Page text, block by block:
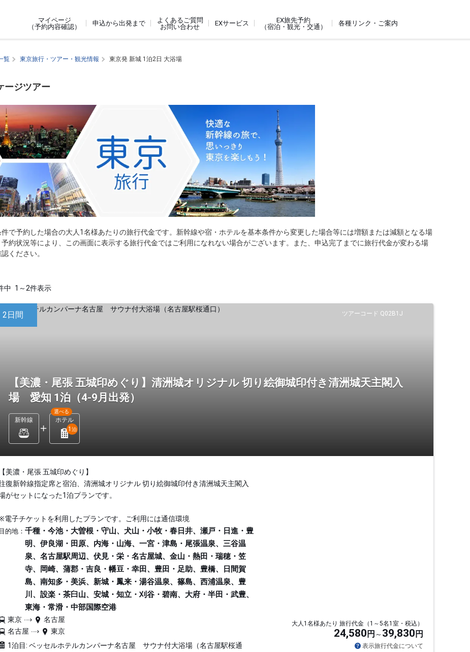
マイページ
（予約内容確認）
申込から出発まで
よくあるご質問
お問い合わせ
EXサービス
EX旅先予約
（宿泊・観光・交通）
各種リンク・ご案内
覧 東京旅行・ツアー・観光情報 東京発 新城 1泊2日 大浴場
ージツアー
で予約した場合の大人1名様あたりの旅行代金です。新幹線や宿・ホテルを基本条件から変更した場合等には増額または減額となる場
約状況等により、この画面に表示する旅行代金ではご利用になれない場合がございます。また、申込完了までに旅行代金が変わる場
ください。
中 1～2件表示
ツアーコード Q02B1J
2日間
【美濃・尾張 五城印めぐり】清洲城オリジナル 切り絵御城印付き清洲城天主閣入
場 愛知 1泊（4-9月出発）
新幹線 ホテル
選べる
1 泊
【美濃・尾張 五城印めぐり】
復新幹線指定席と宿泊、清洲城オリジナル 切り絵御城印付き清洲城天主閣入
がセットになった1泊プランです。
電子チケットを利用したプランです。ご利用には通信環境
目的地： 千種・今池・大曽根・守山、犬山・小牧・春日井、瀬戸・日進・豊
明、伊良湖・田原、内海・山海、一宮・津島・尾張温泉、三谷温
泉、名古屋駅周辺、伏見・栄・名古屋城、金山・熱田・瑞穂・笠
寺、岡崎、蒲郡・吉良・幡豆・幸田、豊田・足助、豊橋、日間賀
島、南知多・美浜、新城・鳳来・湯谷温泉、篠島、西浦温泉、豊
川、設楽・茶臼山、安城・知立・刈谷・碧南、大府・半田・武豊、
東海・常滑・中部国際空港
東京
名古屋
名古屋
東京
1泊目: ベッセルホテルカンパーナ名古屋 サウナ付大浴場（名古屋駅桜通
大人1名様あたり 旅行代金（1～5名1室・税込）
24,580 円 39,830 円
表示旅行代金について